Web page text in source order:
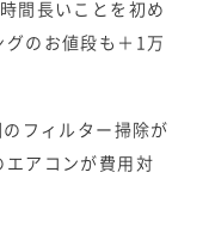
間長いことを初め
のお値段も＋1万
フィルター掃除が
エアコンが費用対